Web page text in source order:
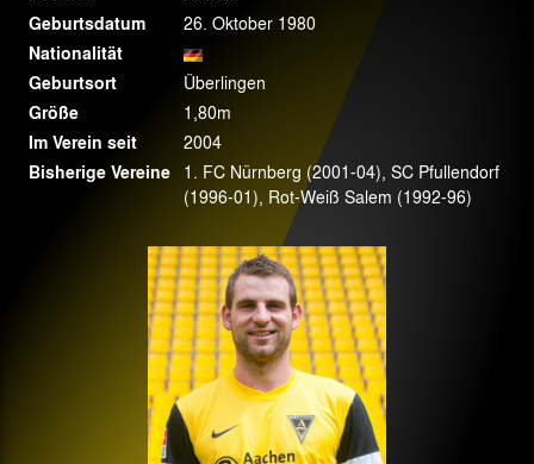
Geburtsdatum 26. Oktober 1980
Nationalität
Geburtsort
Überlingen
Größe 1,80m
Im Verein seit 2004
Bisherige Vereine 1. FC Nürnberg (2001-04), SC Pfullendorf
(1996-01), Rot-Weiß Salem (1992-96)